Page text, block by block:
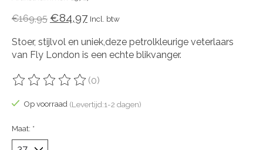
€169,95 €84,97 Incl. btw
Stoer, stijlvol en uniek,deze petrolkleurige veterlaars
van Fly London is een echte blikvanger.
De beoordeling van dit product is
(0)
Op voorraad (Levertijd:1-2 dagen)
Maat: *